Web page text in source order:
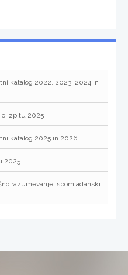
katalog 2022, 2023, 2024 in
o izpitu 2025
katalog 2025 in 2026
2025
razumevanje, spomladanski